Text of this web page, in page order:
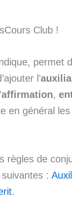
Club !
permet
l’
affirmation,
en général les
règles de
:
.